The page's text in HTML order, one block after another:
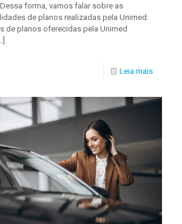
forma, vamos falar sobre as
de planos realizadas pela Unimed.
de planos oferecidas pela Unimed
Leia mais